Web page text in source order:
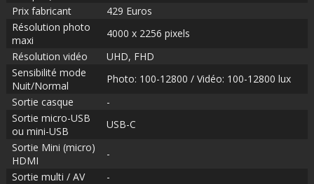
Prix fabricant
429 Euros
Résolution photo
maxi
4000 x 2256 pixels
Résolution vidéo
UHD, FHD
Sensibilité mode
Nuit/Normal
Photo: 100-12800 / Vidéo: 100-12800 lux
Sortie casque
-
Sortie micro-USB
ou mini-USB
USB-C
Sortie Mini (micro)
HDMI
-
Sortie multi / AV
-